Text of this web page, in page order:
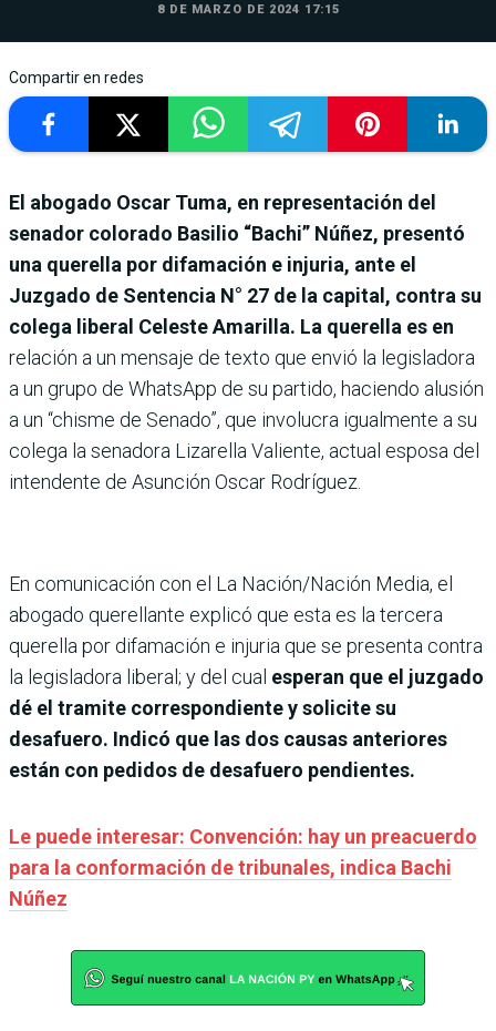
8 DE MARZO DE 2024 17:15
Compartir en redes
El abogado Oscar Tuma, en representación del
senador colorado Basilio “Bachi” Núñez, presentó
una querella por difamación e injuria, ante el
Juzgado de Sentencia N° 27 de la capital, contra su
colega liberal Celeste Amarilla. La querella es en
relación a un mensaje de texto que envió la legisladora
a un grupo de WhatsApp de su partido, haciendo alusión
a un “chisme de Senado”, que involucra igualmente a su
colega la senadora Lizarella Valiente, actual esposa del
intendente de Asunción Oscar Rodríguez.
En comunicación con el La Nación/Nación Media, el
abogado querellante explicó que esta es la tercera
querella por difamación e injuria que se presenta contra
la legisladora liberal; y del cual esperan que el juzgado
dé el tramite correspondiente y solicite su
desafuero. Indicó que las dos causas anteriores
están con pedidos de desafuero pendientes.
Le puede interesar: Convención: hay un preacuerdo
para la conformación de tribunales, indica Bachi
Núñez